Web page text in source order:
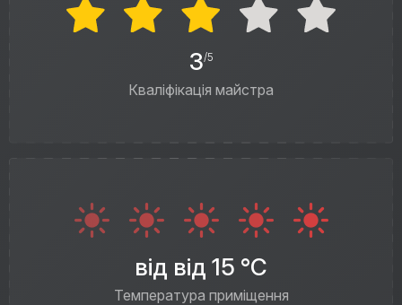
3/5
Кваліфікація майстра
від від 15 °C
Температура приміщення